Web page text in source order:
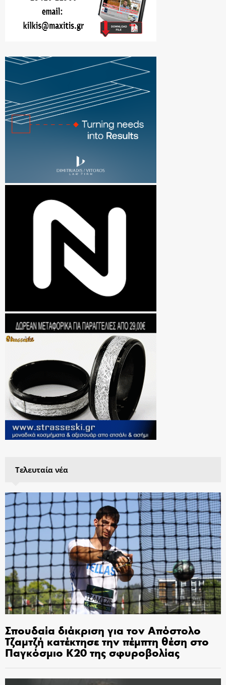
Τελευταία νέα
Σπουδαία διάκριση για τον Απόστολο
Τζαμτζή κατέκτησε την πέμπτη θέση στο
Παγκόσμιο Κ20 της σφυροβολίας